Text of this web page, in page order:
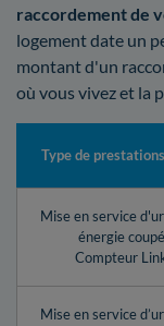
raccordement de
logement date un
montant d'un
où vous vivez et la
Type de
Mise en service
énergie
Compteur
Mise en service